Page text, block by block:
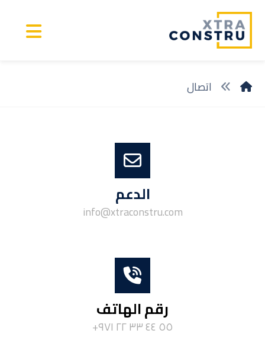
اتصال
الدعم
info@xtraconstru.com
رقم الهاتف
٥٥ ٤٤ ٣٣ ٢٢ ٩٧١+